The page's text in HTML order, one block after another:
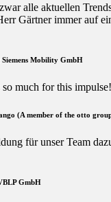
alle aktuellen
Gärtner immer auf
Mobility GmbH
much for this impulse!
(A member of the otto
für unser Team
GmbH